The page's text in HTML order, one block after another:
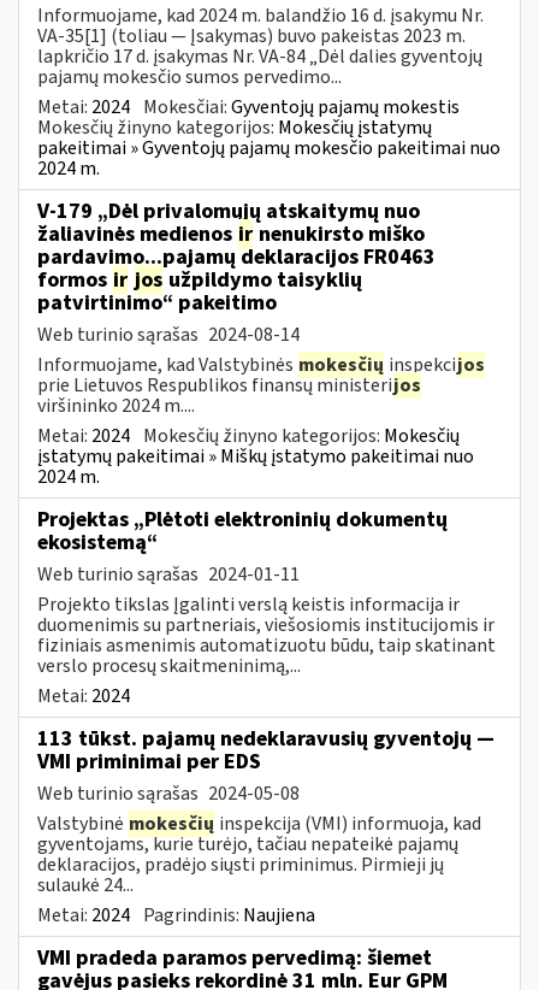
Informuojame, kad 2024 m. balandžio 16 d. įsakymu Nr.
VA-35[1] (toliau — Įsakymas) buvo pakeistas 2023 m.
lapkričio 17 d. įsakymas Nr. VA-84 „Dėl dalies gyventojų
pajamų mokesčio sumos pervedimo...
Metai: 2024 Mokesčiai:Gyventojų pajamų mokestis
Mokesčių žinyno kategorijos: Mokesčių įstatymų
pakeitimai » Gyventojų pajamų mokesčio pakeitimai nuo
2024 m.
V-179 „Dėl privalomųjų atskaitymų nuo
žaliavinės medienos ir nenukirsto miško
pardavimo...pajamų deklaracijos FR0463
formos ir jos užpildymo taisyklių
patvirtinimo“ pakeitimo
Web turinio sąrašas 2024-08-14
Informuojame, kad Valstybinės mokesčių inspekcijos
prie Lietuvos Respublikos finansų ministerijos
viršininko 2024 m....
Metai: 2024 Mokesčių žinyno kategorijos: Mokesčių
įstatymų pakeitimai » Miškų įstatymo pakeitimai nuo
2024 m.
Projektas „Plėtoti elektroninių dokumentų
ekosistemą“
Web turinio sąrašas 2024-01-11
Projekto tikslas Įgalinti verslą keistis informacija ir
duomenimis su partneriais, viešosiomis institucijomis ir
fiziniais asmenimis automatizuotu būdu, taip skatinant
verslo procesų skaitmeninimą,...
Metai: 2024
113 tūkst. pajamų nedeklaravusių gyventojų —
VMI priminimai per EDS
Web turinio sąrašas 2024-05-08
Valstybinė mokesčių inspekcija (VMI) informuoja, kad
gyventojams, kurie turėjo, tačiau nepateikė pajamų
deklaracijos, pradėjo siųsti priminimus. Pirmieji jų
sulaukė 24...
Metai: 2024 Pagrindinis: Naujiena
VMI pradeda paramos pervedimą: šiemet
gavėjus pasieks rekordinė 31 mln. Eur GPM